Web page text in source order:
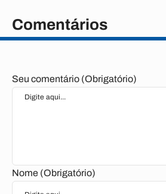
Comentários
Seu comentário (Obrigatório)
Nome (Obrigatório)